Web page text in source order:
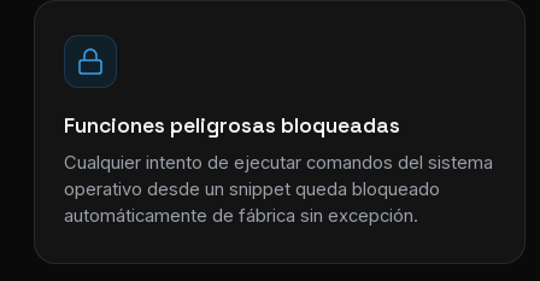
Funciones peligrosas bloqueadas
Cualquier intento de ejecutar comandos del sistema
operativo desde un snippet queda bloqueado
automáticamente de fábrica sin excepción.